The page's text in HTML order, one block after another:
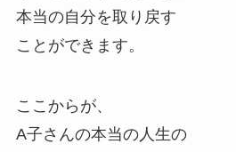
本当の自分を取り戻す
ことができます。
ここからが、
A子さんの本当の人生の